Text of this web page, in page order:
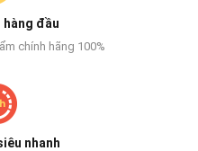
đầu
chính hãng 100%
nhanh